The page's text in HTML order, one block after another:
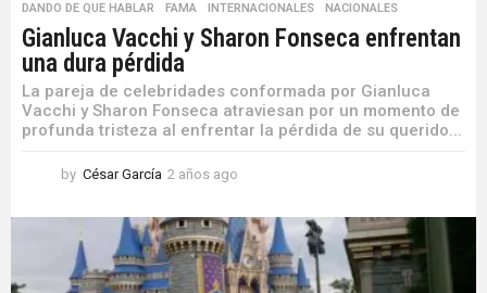
DANDO DE QUE HABLAR ,FAMA INTERNACIONALES ,NACIONALES
Gianluca Vacchi y Sharon Fonseca enfrentan
una dura pérdida
La pareja de celebridades conformada por Gianluca
Vacchi y Sharon Fonseca atraviesan por un momento de
profunda tristeza al enfrentar la pérdida de su querido...
by César García 2 años ago
ñ
o
s
a